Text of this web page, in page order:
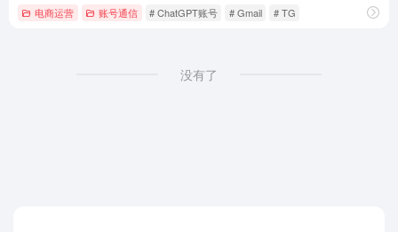
电商运营 账号通信 # ChatGPT账号 # Gmail # TG
没有了